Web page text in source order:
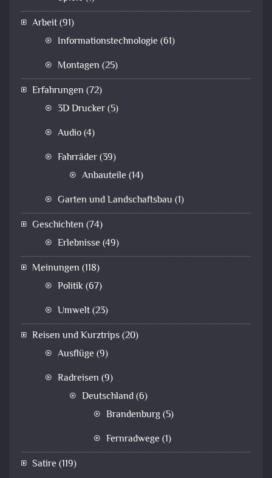
Arbeit(91)
Informationstechnologie (61)
Montagen (25)
Erfahrungen (72)
3D Drucker(5)
Audio(4)
Fahrräder(39)
Anbauteile (14)
Garten und Landschaftsbau (1)
Geschichten (74)
Erlebnisse (49)
Meinungen (118)
Politik(67)
Umwelt(23)
Reisen und Kurztrips(20)
Ausflüge (9)
Radreisen (9)
Deutschland(6)
Brandenburg(5)
Fernradwege (1)
Satire (119)